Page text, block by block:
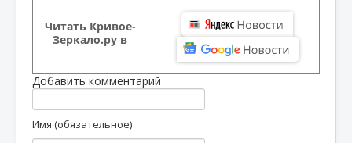
Читать Кривое-
Зеркало.ру в
Добавить комментарий
Имя (обязательное)